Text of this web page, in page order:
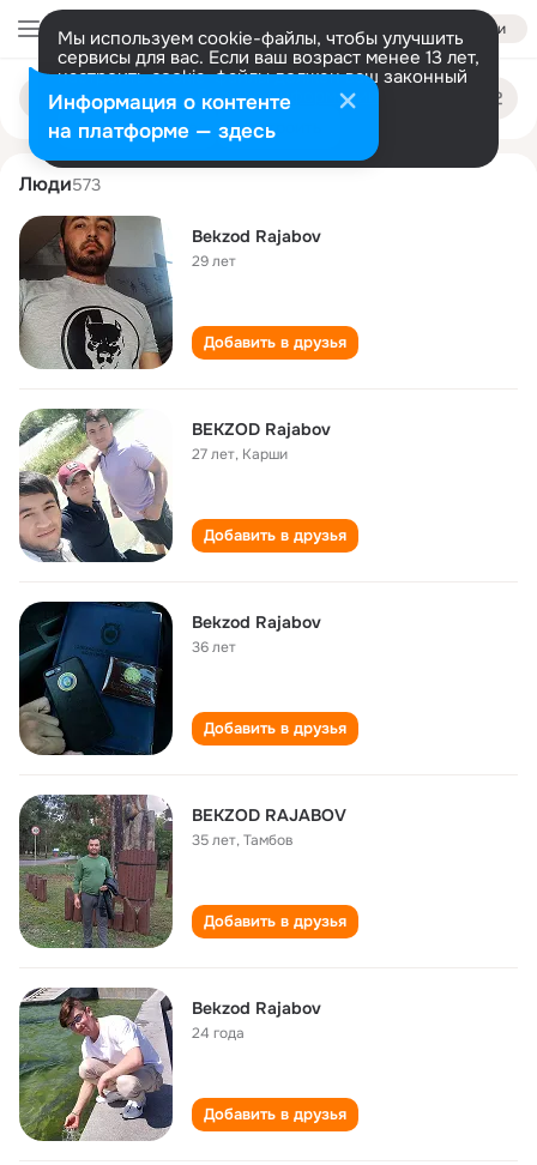
Войти
Мы используем cookie-файлы, чтобы улучшить
сервисы для вас. Если ваш возраст менее 13 лет,
настроить cookie-файлы должен ваш законный
представитель. Больше информации
Разрешить все Настроить
Поиск
людям
bekzod rajabov
Люди573
Bekzod Rajabov
29 лет
Добавить в друзья
BEKZOD Rajabov
27 лет, Карши
Добавить в друзья
Bekzod Rajabov
36 лет
Добавить в друзья
BEKZOD RAJABOV
35 лет,Тамбов
Добавить в друзья
Bekzod Rajabov
24 года
Добавить в друзья
Информация о контенте
на платформе — здесь